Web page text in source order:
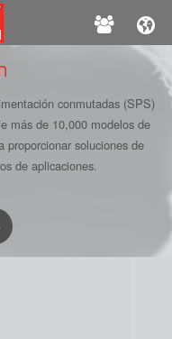
conmutadas (SPS)
más de 10,000 modelos de
proporcionar soluciones de
de aplicaciones.